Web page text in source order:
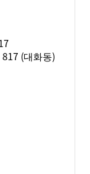
(대화동)